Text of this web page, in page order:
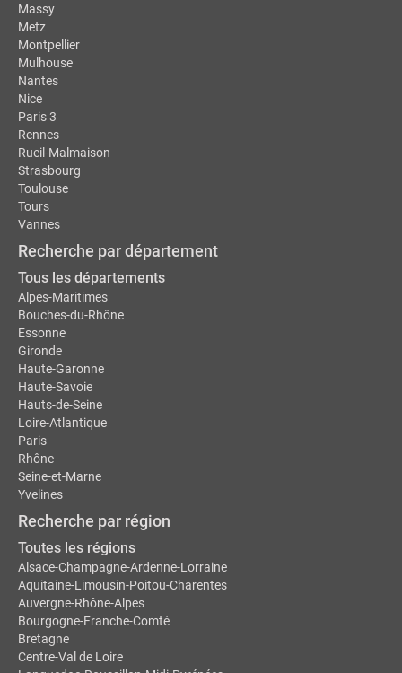
Massy
Metz
Montpellier
Mulhouse
Nantes
Nice
Paris 3
Rennes
Rueil-Malmaison
Strasbourg
Toulouse
Tours
Vannes
Recherche par département
Tous les départements
Alpes-Maritimes
Bouches-du-Rhône
Essonne
Gironde
Haute-Garonne
Haute-Savoie
Hauts-de-Seine
Loire-Atlantique
Paris
Rhône
Seine-et-Marne
Yvelines
Recherche par région
Toutes les régions
Alsace-Champagne-Ardenne-Lorraine
Aquitaine-Limousin-Poitou-Charentes
Auvergne-Rhône-Alpes
Bourgogne-Franche-Comté
Bretagne
Centre-Val de Loire